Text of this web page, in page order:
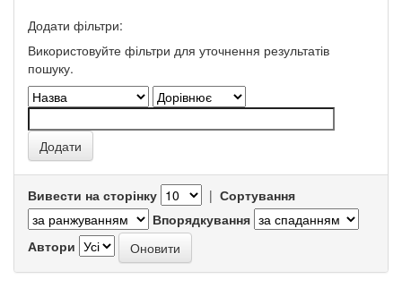
Додати фільтри:
Використовуйте фільтри для уточнення результатів
пошуку.
Вивести на сторінку | Сортування
Впорядкування
Автори